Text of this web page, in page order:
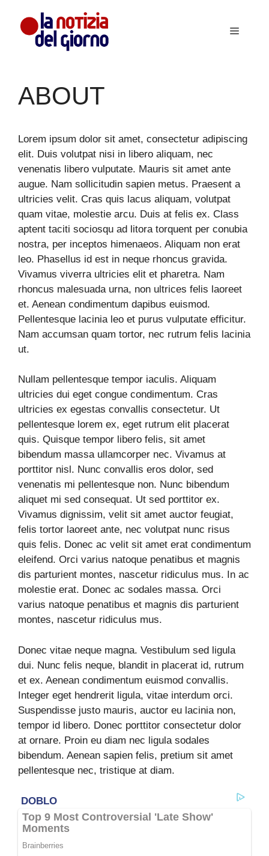
contenuto
Menu
ABOUT
Lorem ipsum dolor sit amet, consectetur adipiscing
elit. Duis volutpat nisi in libero aliquam, nec
venenatis libero vulputate. Mauris sit amet ante
augue. Nam sollicitudin sapien metus. Praesent a
ultricies velit. Cras quis lacus aliquam, volutpat
quam vitae, molestie arcu. Duis at felis ex. Class
aptent taciti sociosqu ad litora torquent per conubia
nostra, per inceptos himenaeos. Aliquam non erat
leo. Phasellus id est in neque rhoncus gravida.
Vivamus viverra ultricies elit et pharetra. Nam
rhoncus malesuada urna, non ultrices felis laoreet
et. Aenean condimentum dapibus euismod.
Pellentesque lacinia leo et purus vulputate efficitur.
Nam accumsan quam tortor, nec rutrum felis lacinia
ut.
Nullam pellentesque tempor iaculis. Aliquam
ultricies dui eget congue condimentum. Cras
ultricies ex egestas convallis consectetur. Ut
pellentesque lorem ex, eget rutrum elit placerat
quis. Quisque tempor libero felis, sit amet
bibendum massa ullamcorper nec. Vivamus at
porttitor nisl. Nunc convallis eros dolor, sed
venenatis mi pellentesque non. Nunc bibendum
aliquet mi sed consequat. Ut sed porttitor ex.
Vivamus dignissim, velit sit amet auctor feugiat,
felis tortor laoreet ante, nec volutpat nunc risus
quis felis. Donec ac velit sit amet erat condimentum
eleifend. Orci varius natoque penatibus et magnis
dis parturient montes, nascetur ridiculus mus. In ac
molestie erat. Donec ac sodales massa. Orci
varius natoque penatibus et magnis dis parturient
montes, nascetur ridiculus mus.
Donec vitae neque magna. Vestibulum sed ligula
dui. Nunc felis neque, blandit in placerat id, rutrum
et ex. Aenean condimentum euismod convallis.
Integer eget hendrerit ligula, vitae interdum orci.
Suspendisse justo mauris, auctor eu lacinia non,
tempor id libero. Donec porttitor consectetur dolor
at ornare. Proin eu diam nec ligula sodales
bibendum. Aenean sapien felis, pretium sit amet
pellentesque nec, tristique at diam.